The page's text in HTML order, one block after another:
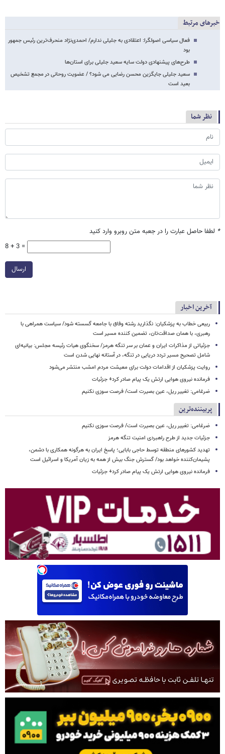
خبرهای مرتبط
فعال سیاسی اصولگرا: اعتقادی به جلیلی ندارم/ احمدی‌نژاد منحرف‌ترین رئیس جمهور
بود
طرح‌های پیشنهادی دولت سایه سعید جلیلی برای استان‌ها
سعید جلیلی جایگزین محسن رضایی می شود؟ / عضویت روحانی در مجمع تشخیص
بعید است
نظر شما
* لطفا حاصل عبارت را در جعبه متن روبرو وارد کنید
8 + 3 =
ارسال
آخرین اخبار
ربیعی خطاب به پزشکیان: نگذارید رشته وفاق با جامعه گسسته شود/ سیاست همراهی با
رهبری، با همان صداقت‌تان، تضمین کننده مسیر است
جزئیاتی از مذاکرات ایران و عمان بر سر تنگه هرمز/ سخنگوی هیات رئیسه مجلس: بیانیه‌ای
شامل تصحیح مسیر تردد دریایی در تنگه، در آستانه نهایی شدن است
روایت پزشکیان از اقدامات دولت برای معیشت مردم امشب منتشر می‌شود
فرمانده نیروی هوایی ارتش یک پیام صادر کرد+ جزئیات
ضرغامی: تغییر ریل، عین بصیرت است/ فرصت سوزی نکنیم
پربیننده‌ترین
ضرغامی: تغییر ریل، عین بصیرت است/ فرصت سوزی نکنیم
جزئیات جدید از طرح راهبردی امنیت تنگه هرمز
تهدید کشورهای منطقه توسط حاجی بابایی؛ پاسخ ایران به هرگونه همکاری با دشمن،
پشیمان‌کننده خواهد بود/ گسترش جنگ بیش از همه به زیان آمریکا و اسرائیل است
فرمانده نیروی هوایی ارتش یک پیام صادر کرد+ جزئیات